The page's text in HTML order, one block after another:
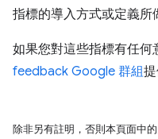
指標的導入方式或定義所
如果您對這些指標有任何
feedback Google 群組提
除非另有註明，否則本頁面中